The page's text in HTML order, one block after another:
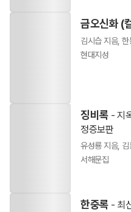
금오신화 (
김시습 지음,
현대지성
징비록 - 지
정증보판
유성룡 지음, 김
서해문집
한중록 - 최